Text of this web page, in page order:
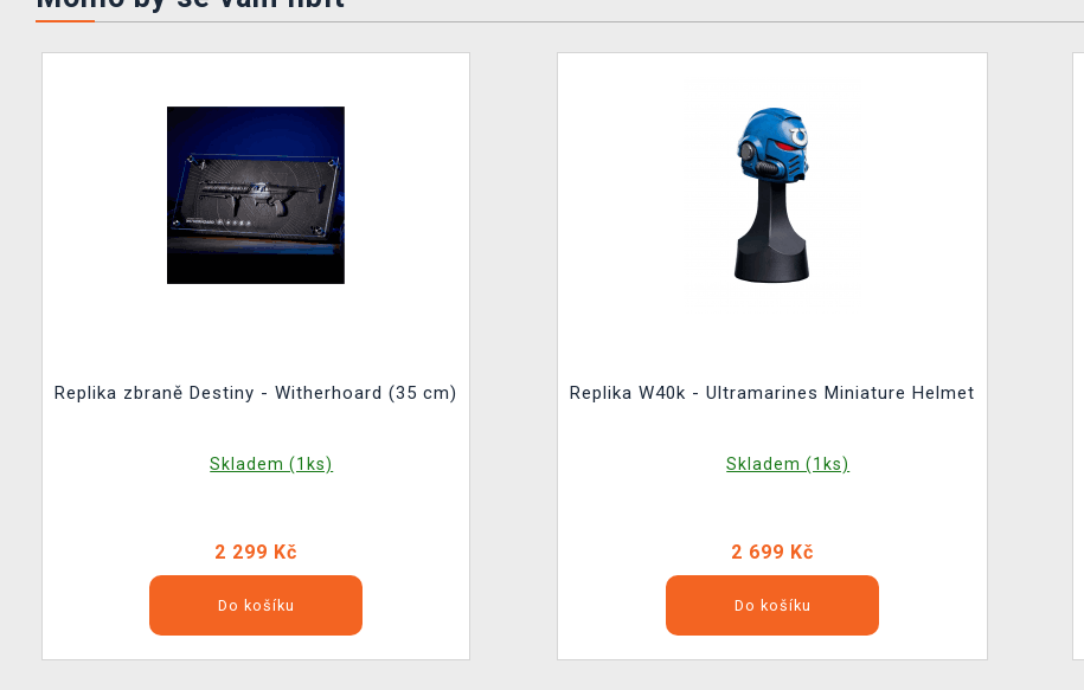
Replika zbraně Destiny - Witherhoard (35 cm)
Skladem (1ks)
2 299 Kč
Do košíku
Replika W40k - Ultramarines Miniature Helmet
Skladem (1ks)
2 699 Kč
Do košíku